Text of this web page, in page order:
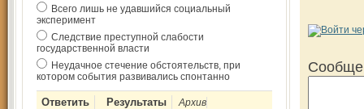
Всего лишь не удавшийся социальный
эксперимент
Следствие преступной слабости
государственной власти
Неудачное стечение обстоятельств, при
котором события развивались спонтанно
Архив